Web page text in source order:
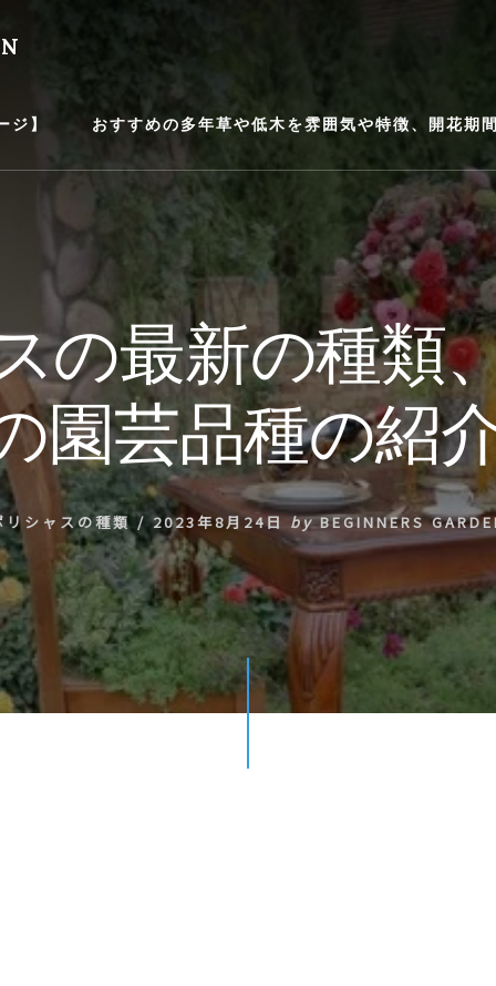
ジ】 おすすめの多年草や低木を雰囲気や特徴、開花期
の最新の種類
園芸品種の紹
リシャスの種類/ 2023年8月24日 by BEGINNERS